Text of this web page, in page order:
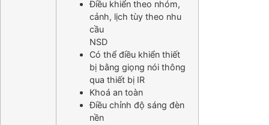
Điều khiển theo nhóm,
cảnh, lịch tùy theo nhu
cầu
NSD
Có thể điều khiển thiết
bị bằng giọng nói thông
qua thiết bị IR
Khoá an toàn
Điều chỉnh độ sáng đèn
nền